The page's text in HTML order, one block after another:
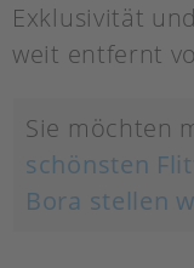
Exklusivität
weit entfernt
Sie möchten
schönsten
Bora stellen